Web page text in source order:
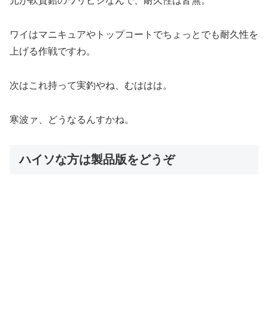
ワイはマニキュアやトップコートでちょっとでも耐久性を
上げる作戦ですわ。
次はこれ持って実釣やね、むははは。
寒波ァ、どうなるんすかね。
ハイソな方は製品版をどうぞ